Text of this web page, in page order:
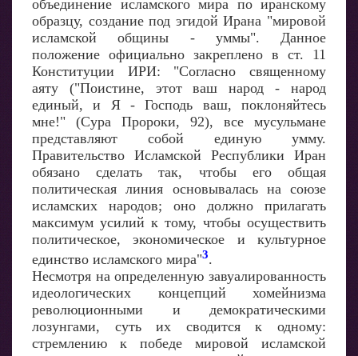
объединение исламского мира по иранскому
образцу, создание под эгидой Ирана "мировой
исламской общины - уммы". Данное
положение официально закреплено в ст. 11
Конституции ИРИ: "Согласно священному
аяту ("Поистине, этот ваш народ - народ
единый, и Я - Господь ваш, поклоняйтесь
мне!" (Сура Пророки, 92), все мусульмане
представляют собой единую умму.
Правительство Исламской Республики Иран
обязано сделать так, чтобы его общая
политическая линия основывалась на союзе
исламских народов; оно должно прилагать
максимум усилий к тому, чтобы осуществить
политическое, экономическое и культурное
единство исламского мира"3.
Несмотря на определенную завуалированность
идеологических концепций хомейнизма
революционными и демократическими
лозунгами, суть их сводится к одному:
стремлению к победе мировой исламской